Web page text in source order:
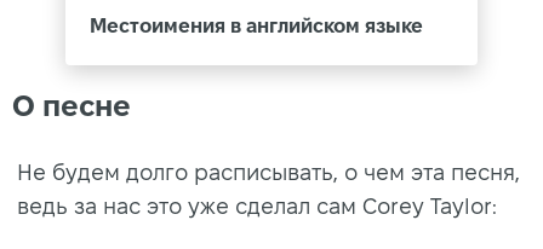
Местоимения в английском языке
О песне
Не будем долго расписывать, о чем эта песня,
ведь за нас это уже сделал сам Corey Taylor: